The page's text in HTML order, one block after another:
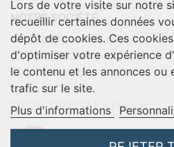
NOTRE SOCIÉTÉ
contact@quai702.com
02 98 55 93 94
702 Tourne-Ici
Route de la mer
29720 TREOGAT - France
Lors de votre visite sur notre
recueillir certaines données
dépôt de cookies. Ces
d'optimiser votre expérience
le contenu et les annonces ou
trafic sur le site.
Plus d'informations